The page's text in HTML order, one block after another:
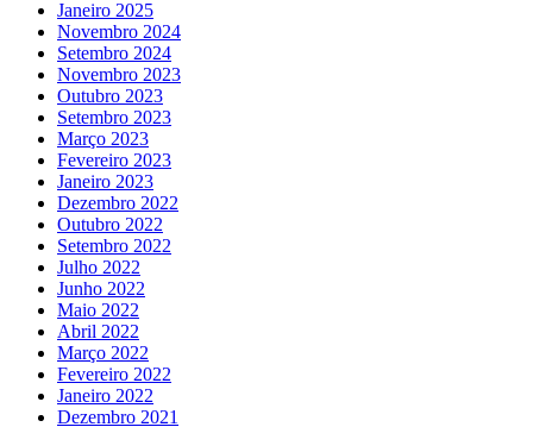
Janeiro 2025
Novembro 2024
Setembro 2024
Novembro 2023
Outubro 2023
Setembro 2023
Março 2023
Fevereiro 2023
Janeiro 2023
Dezembro 2022
Outubro 2022
Setembro 2022
Julho 2022
Junho 2022
Maio 2022
Abril 2022
Março 2022
Fevereiro 2022
Janeiro 2022
Dezembro 2021